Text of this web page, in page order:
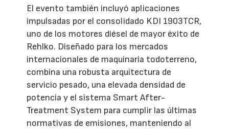
El evento también incluyó aplicaciones
impulsadas por el consolidado KDI 1903TCR,
uno de los motores diésel de mayor éxito de
Rehlko. Diseñado para los mercados
internacionales de maquinaria todoterreno,
combina una robusta arquitectura de
servicio pesado, una elevada densidad de
potencia y el sistema Smart After-
Treatment System para cumplir las últimas
normativas de emisiones, manteniendo al